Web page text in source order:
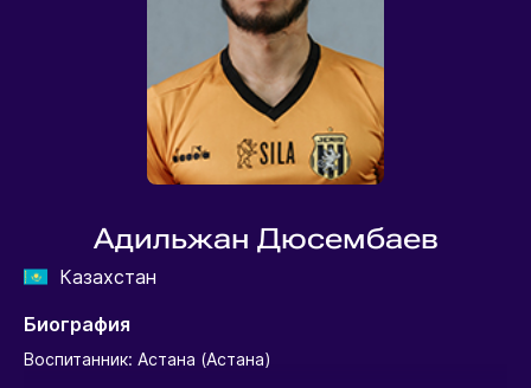
Адильжан Дюсембаев
Казахстан
Биография
Воспитанник: Астана (Астана)